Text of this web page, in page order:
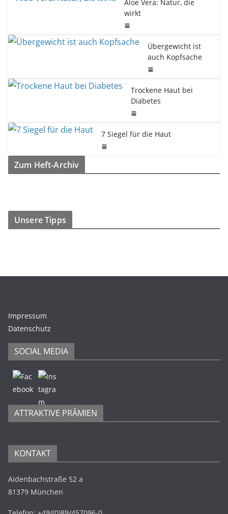
Aloe Vera: Natur, die
wirkt
Übergewicht ist
auch Kopfsache
Trockene Haut bei
Diabetes
7 Siegel für die Haut
Zum Heft-Archiv
Unsere Tipps
Impressum
Datenschutz
SOCIAL MEDIA
ATTRAKTIVE PRÄMIEN
KONTAKT
Aidenbachstraße 52 a
81379 München